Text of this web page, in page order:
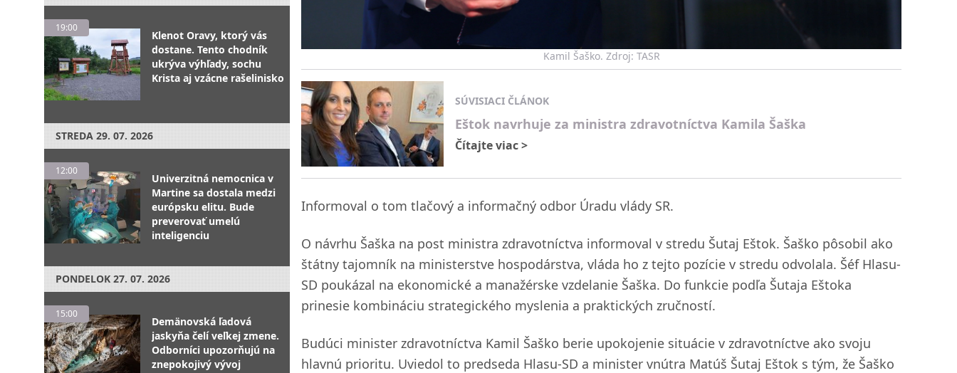
19:00
Klenot Oravy, ktorý vás
dostane. Tento chodník
ukrýva výhľady, sochu
Krista aj vzácne rašelinisko
STREDA 29. 07. 2026
12:00
Univerzitná nemocnica v
Martine sa dostala medzi
európsku elitu. Bude
preverovať umelú
inteligenciu
PONDELOK 27. 07. 2026
15:00
Demänovská ľadová
jaskyňa čelí veľkej zmene.
Odborníci upozorňujú na
znepokojivý vývoj
Kamil Šaško. Zdroj: TASR
SÚVISIACI ČLÁNOK
Eštok navrhuje za ministra zdravotníctva Kamila Šaška
Čítajte viac>
Informoval o tom tlačový a informačný odbor Úradu vlády SR.
O návrhu Šaška na post ministra zdravotníctva informoval v stredu Šutaj Eštok. Šaško pôsobil ako
štátny tajomník na ministerstve hospodárstva, vláda ho z tejto pozície v stredu odvolala. Šéf Hlasu-
SD poukázal na ekonomické a manažérske vzdelanie Šaška. Do funkcie podľa Šutaja Eštoka
prinesie kombináciu strategického myslenia a praktických zručností.
Budúci minister zdravotníctva Kamil Šaško berie upokojenie situácie v zdravotníctve ako svoju
hlavnú prioritu. Uviedol to predseda Hlasu-SD a minister vnútra Matúš Šutaj Eštok s tým, že Šaško